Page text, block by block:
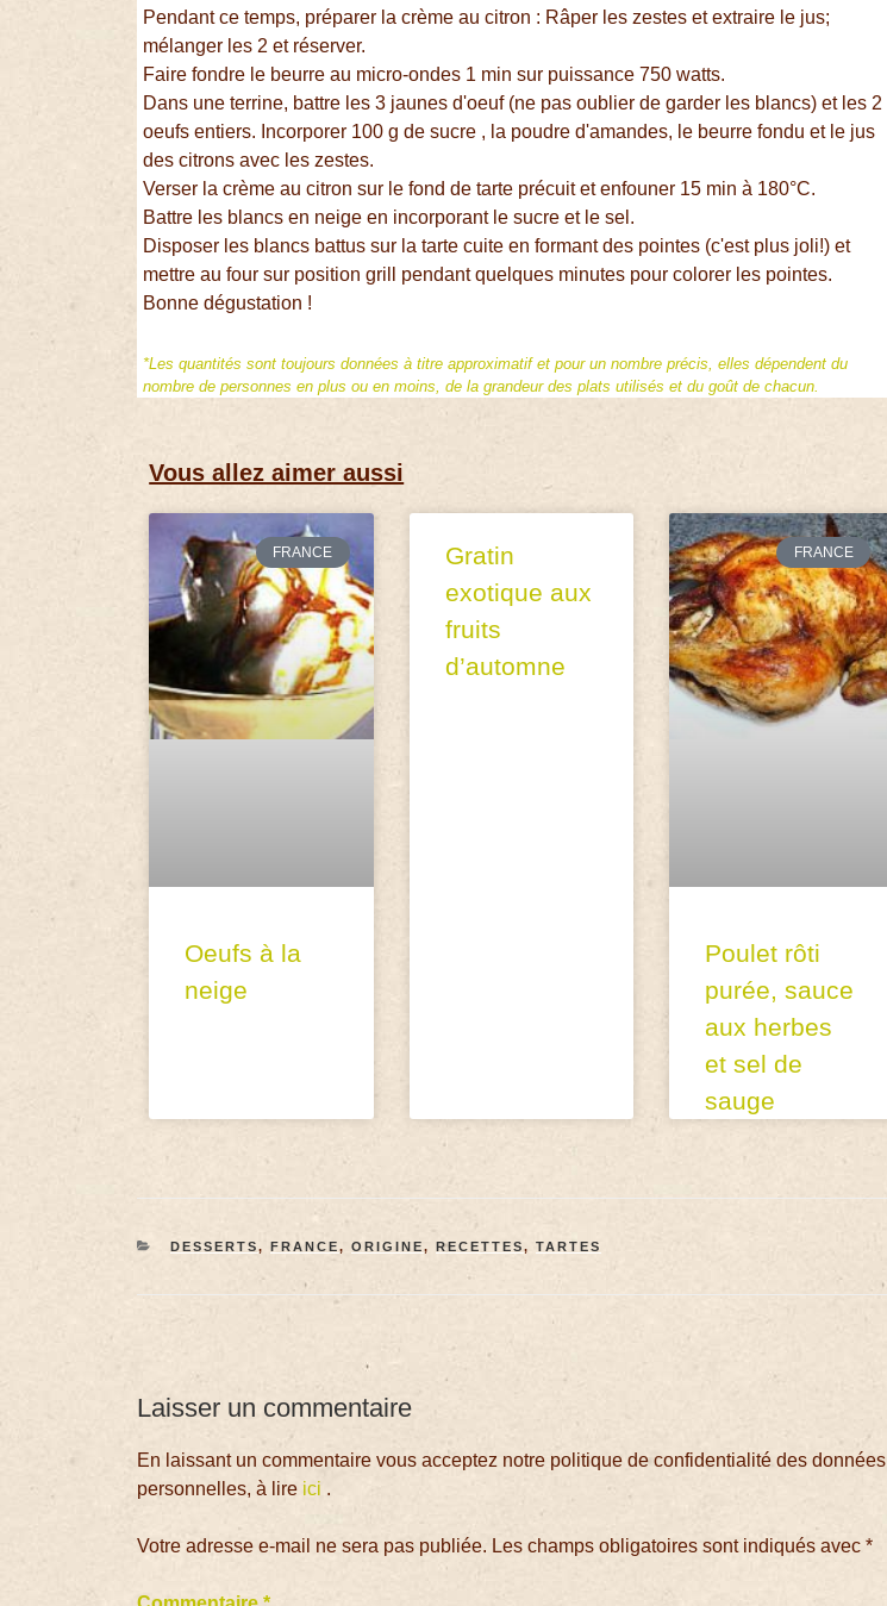
Pendant ce temps, préparer la crème au citron : Râper les zestes et extraire le jus;
mélanger les 2 et réserver.
Faire fondre le beurre au micro-ondes 1 min sur puissance 750 watts.
Dans une terrine, battre les 3 jaunes d'oeuf (ne pas oublier de garder les blancs) et les 2
oeufs entiers. Incorporer 100 g de sucre , la poudre d'amandes, le beurre fondu et le jus
des citrons avec les zestes.
Verser la crème au citron sur le fond de tarte précuit et enfouner 15 min à 180°C.
Battre les blancs en neige en incorporant le sucre et le sel.
Disposer les blancs battus sur la tarte cuite en formant des pointes (c'est plus joli!) et
mettre au four sur position grill pendant quelques minutes pour colorer les pointes.
Bonne dégustation !
*Les quantités sont toujours données à titre approximatif et pour un nombre précis, elles dépendent du
nombre de personnes en plus ou en moins, de la grandeur des plats utilisés et du goût de chacun.
Vous allez aimer aussi
FRANCE
Oeufs à la
neige
Gratin
exotique aux
fruits
d’automne
FRANCE
Poulet rôti
purée, sauce
aux herbes
et sel de
sauge
DESSERTS, FRANCE, ORIGINE, RECETTES, TARTES
Laisser un commentaire
En laissant un commentaire vous acceptez notre politique de confidentialité des données
personnelles, à lire ici .
Votre adresse e-mail ne sera pas publiée. Les champs obligatoires sont indiqués avec*